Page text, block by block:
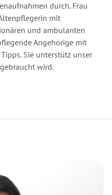
durch. Frau
mit
und ambulanten
Angehörige mit
Sie unterstütz unser
wird.